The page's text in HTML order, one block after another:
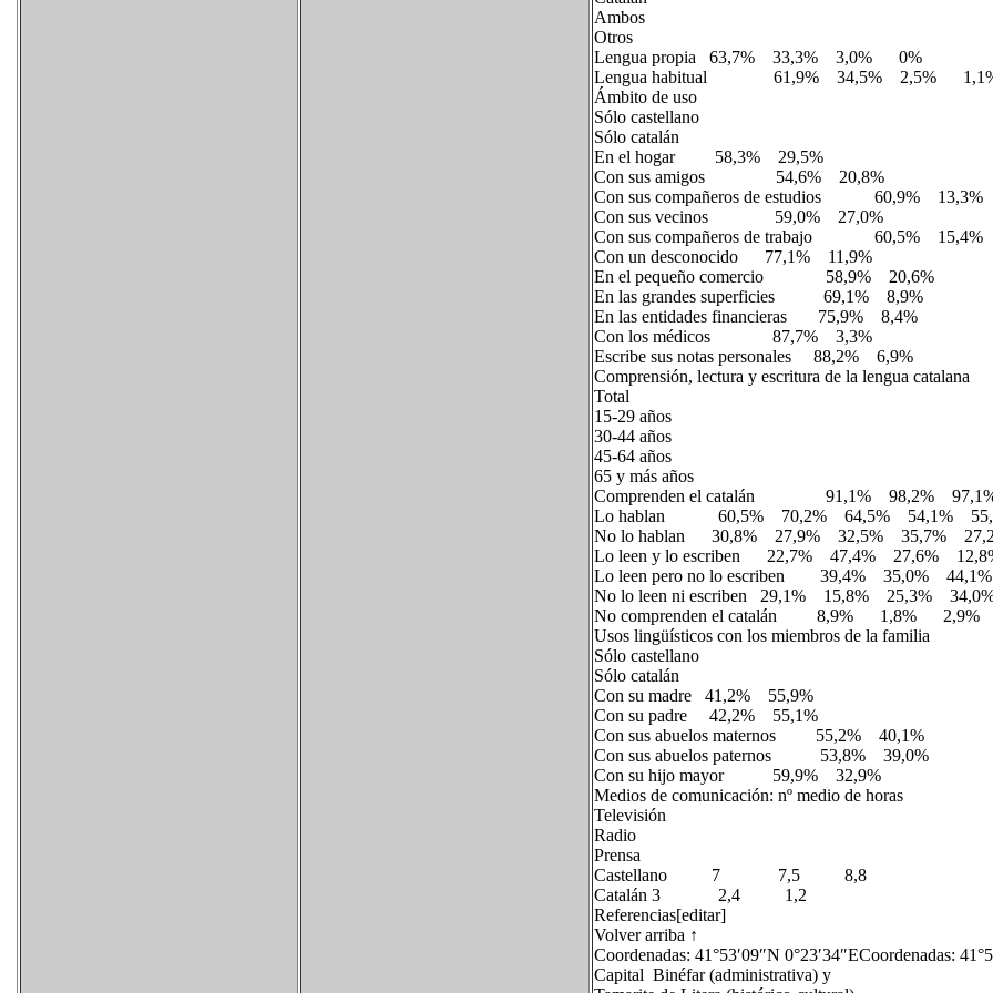
Ambos
Otros
Lengua propia 63,7% 33,3% 3,0% 0%
Lengua habitual 61,9% 34,5% 2,5%
Ámbito de uso
Sólo castellano
Sólo catalán
En el hogar 58,3% 29,5%
Con sus amigos 54,6% 20,8%
Con sus compañeros de estudios 60,9% 13,3%
Con sus vecinos 59,0% 27,0%
Con sus compañeros de trabajo 60,5% 15,4%
Con un desconocido 77,1% 11,9%
En el pequeño comercio 58,9% 20,6%
En las grandes superficies 69,1% 8,9%
En las entidades financieras 75,9% 8,4%
Con los médicos 87,7% 3,3%
Escribe sus notas personales 88,2% 6,9%
Comprensión, lectura y escritura de la lengua catalana
Total
15-29 años
30-44 años
45-64 años
65 y más años
Comprenden el catalán 91,1% 98,2%
Lo hablan 60,5% 70,2% 64,5% 54,1%
No lo hablan 30,8% 27,9% 32,5% 35,7%
Lo leen y lo escriben 22,7% 47,4% 27,6%
Lo leen pero no lo escriben 39,4% 35,0%
No lo leen ni escriben 29,1% 15,8% 25,3%
No comprenden el catalán 8,9% 1,8%
Usos lingüísticos con los miembros de la familia
Sólo castellano
Sólo catalán
Con su madre 41,2% 55,9%
Con su padre 42,2% 55,1%
Con sus abuelos maternos 55,2% 40,1%
Con sus abuelos paternos 53,8% 39,0%
Con su hijo mayor 59,9% 32,9%
Medios de comunicación: nº medio de horas
Televisión
Radio
Prensa
Castellano 7 7,5 8,8
Catalán 3 2,4 1,2
Referencias[editar]
Volver arriba ↑
Coordenadas: 41°53′09″N 0°23′34″ECoordenadas:
Capital Binéfar (administrativa) y